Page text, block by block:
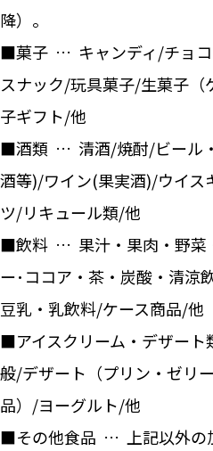
降）。
■菓子 … キャンディ/チョ
スナック/玩具菓子/生菓子
子ギフト/他
■酒類 … 清酒/焼酎/ビール
酒等)/ワイン(果実酒)/ウイス
ツ/リキュール類/他
■飲料 … 果汁・果肉・野菜
ー･ココア・茶・炭酸・清涼
豆乳・乳飲料/ケース商品/他
■アイスクリーム・デザー
般/デザート（プリン・ゼリ
品）/ヨーグルト/他
■その他食品 … 上記以外の